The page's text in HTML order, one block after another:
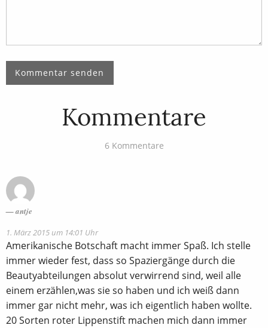
Kommentare
6 Kommentare
antje
1. März 2015 um 14:01 Uhr
Amerikanische Botschaft macht immer Spaß. Ich stelle
immer wieder fest, dass so Spaziergänge durch die
Beautyabteilungen absolut verwirrend sind, weil alle
einem erzählen,was sie so haben und ich weiß dann
immer gar nicht mehr, was ich eigentlich haben wollte.
20 Sorten roter Lippenstift machen mich dann immer